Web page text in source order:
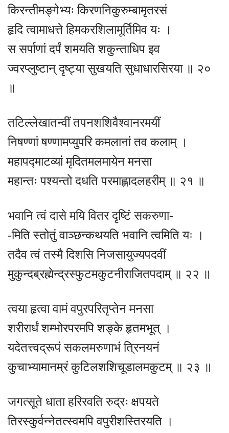
किरन्तीमङ्गेभ्यः किरणनिकुरुम्बामृतरसं
हृदि त्वामाधत्ते हिमकरशिलामूर्तिमिव यः ।
स सर्पाणां दर्पं शमयति शकुन्ताधिप इव
ज्वरप्लुष्टान् दृष्ट्या सुखयति सुधाधारसिरया ॥ २०
॥
तटिल्लेखातन्वीं तपनशशिवैश्वानरमयीं
निषण्णां षण्णामप्युपरि कमलानां तव कलाम् ।
महापद्माटव्यां मृदितमलमायेन मनसा
महान्तः पश्यन्तो दधति परमाह्लादलहरीम् ॥ २१ ॥
भवानि त्वं दासे मयि वितर दृष्टिं सकरुणा-
-मिति स्तोतुं वाञ्छन्कथयति भवानि त्वमिति यः ।
तदैव त्वं तस्मै दिशसि निजसायुज्यपदवीं
मुकुन्दब्रह्मेन्द्रस्फुटमकुटनीराजितपदाम् ॥ २२ ॥
त्वया हृत्वा वामं वपुरपरितृप्तेन मनसा
शरीरार्धं शम्भोरपरमपि शङ्के हृतमभूत् ।
यदेतत्त्वद्रूपं सकलमरुणाभं त्रिनयनं
कुचाभ्यामानम्रं कुटिलशशिचूडालमकुटम् ॥ २३ ॥
जगत्सूते धाता हरिरवति रुद्रः क्षपयते
तिरस्कुर्वन्नेतत्स्वमपि वपुरीशस्तिरयति ।